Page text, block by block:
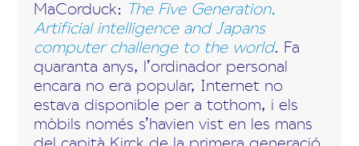
MaCorduck: The Five Generation.
Artificial intelligence and Japans
computer challenge to the world. Fa
quaranta anys, l’ordinador personal
encara no era popular, Internet no
estava disponible per a tothom, i els
mòbils només s’havien vist en les mans
del capità Kirck de la primera generació